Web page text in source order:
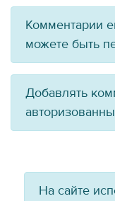
Комментарии
можете быть
Добавлять
На сайте